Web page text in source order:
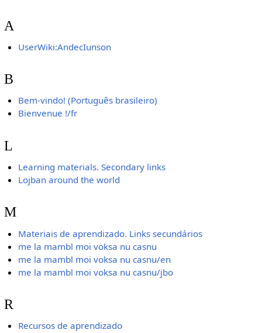
A
UserWiki:AndecIunson
B
Bem-vindo! (Português brasileiro)
Bienvenue !/fr
L
Learning materials. Secondary links
Lojban around the world
M
Materiais de aprendizado. Links secundários
me la mambl moi voksa nu casnu
me la mambl moi voksa nu casnu/en
me la mambl moi voksa nu casnu/jbo
R
Recursos de aprendizado